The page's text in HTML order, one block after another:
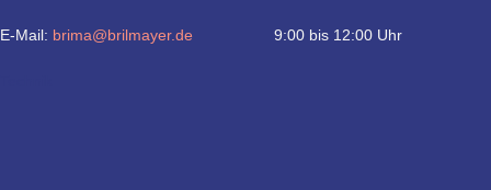
E-Mail: brima@brilmayer.de 9:00 bis 12:00 Uhr